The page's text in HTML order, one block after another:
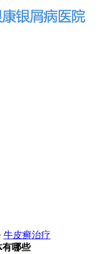
牛皮癣治疗
有哪些